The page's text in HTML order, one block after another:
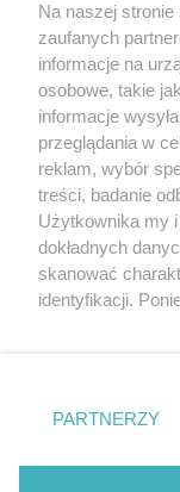
Wydawca mediów
Nie zapomnij
zapoznać się z:
Twojemiasto
Piekary Śląskie
Chorzów
Tarnowskie Góry
Gliwice
Na naszej
zaufanych
informacje na
osobowe, takie
informacje
przeglądania w
reklam, wybór
treści, badanie
Użytkownika my
dokładnych
skanować
identyfikacji.
prywatności
. Niektóre
zgody
takiemu
PARTNERZY